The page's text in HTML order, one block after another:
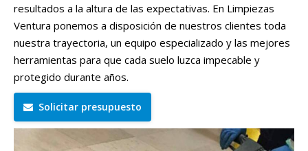
resultados a la altura de las expectativas. En Limpiezas
Ventura ponemos a disposición de nuestros clientes toda
nuestra trayectoria, un equipo especializado y las mejores
herramientas para que cada suelo luzca impecable y
protegido durante años.
Solicitar presupuesto